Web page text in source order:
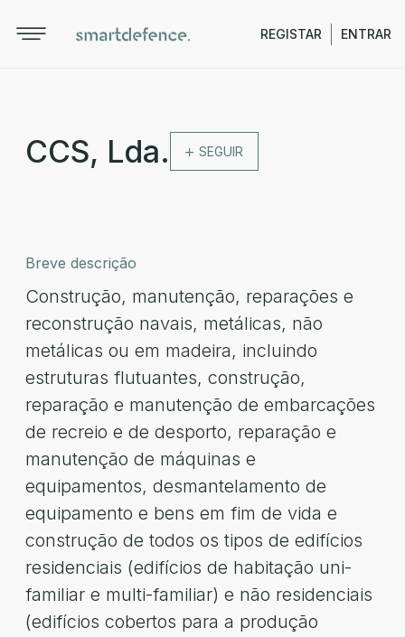
REGISTAR ENTRAR
CCS, Lda. SEGUIR
Breve descrição
Construção, manutenção, reparações e
reconstrução navais, metálicas, não
metálicas ou em madeira, incluindo
estruturas flutuantes, construção,
reparação e manutenção de embarcações
de recreio e de desporto, reparação e
manutenção de máquinas e
equipamentos, desmantelamento de
equipamento e bens em fim de vida e
construção de todos os tipos de edifícios
residenciais (edifícios de habitação uni-
familiar e multi-familiar) e não residenciais
(edifícios cobertos para a produção